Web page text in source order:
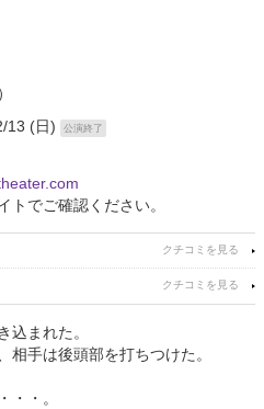
13 (日)
公演終了
でご確認ください。
込まれた。
相手は後頭部を打ちつけた。
・・。